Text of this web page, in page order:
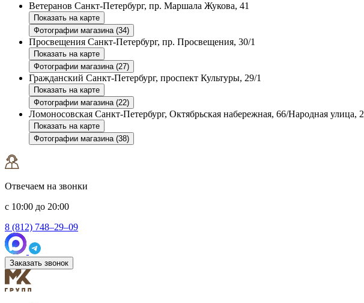
Ветеранов Санкт-Петербург, пр. Маршала Жукова, 41
Показать на карте
Фотографии магазина (34)
Просвещения Санкт-Петербург, пр. Просвещения, 30/1
Показать на карте
Фотографии магазина (27)
Гражданский Санкт-Петербург, проспект Культуры, 29/1
Показать на карте
Фотографии магазина (22)
Ломоносовская Санкт-Петербург, Октябрьская набережная, 66/Народная улица, 2
Показать на карте
Фотографии магазина (38)
Отвечаем на звонки
с 10:00 до 20:00
8 (812) 748–29–09
Заказать звонок